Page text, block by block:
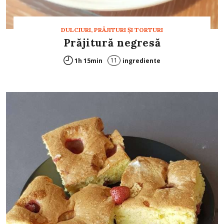
DULCIURI, PRĂJITURI ȘI TORTURI
Prăjitură negresă
1h 15min 11 ingrediente